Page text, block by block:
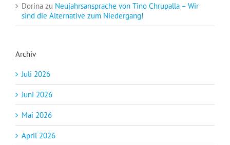
Dorina zu Neujahrsansprache von Tino Chrupalla – Wir
sind die Alternative zum Niedergang!
Archiv
Juli 2026
Juni 2026
Mai 2026
April 2026